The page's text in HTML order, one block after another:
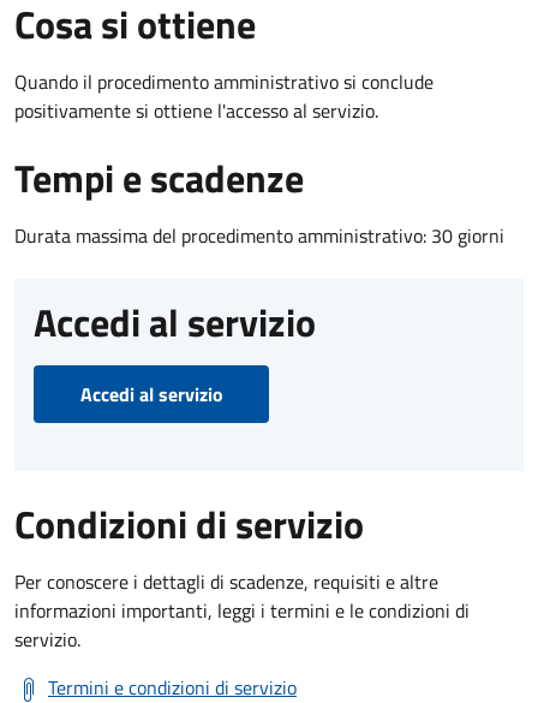
Cosa si ottiene
Quando il procedimento amministrativo si conclude
positivamente si ottiene l'accesso al servizio.
Tempi e scadenze
Durata massima del procedimento amministrativo: 30 giorni
Accedi al servizio
Accedi al servizio
Condizioni di servizio
Per conoscere i dettagli di scadenze, requisiti e altre
informazioni importanti, leggi i termini e le condizioni di
servizio.
Termini e condizioni di servizio